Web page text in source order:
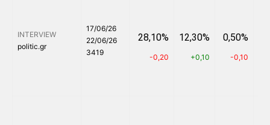
INTERVIEW
politic.gr
17/06/26
22/06/26
3419
28,10%
-0,20
12,30%
+0,10
0,50%
-0,10